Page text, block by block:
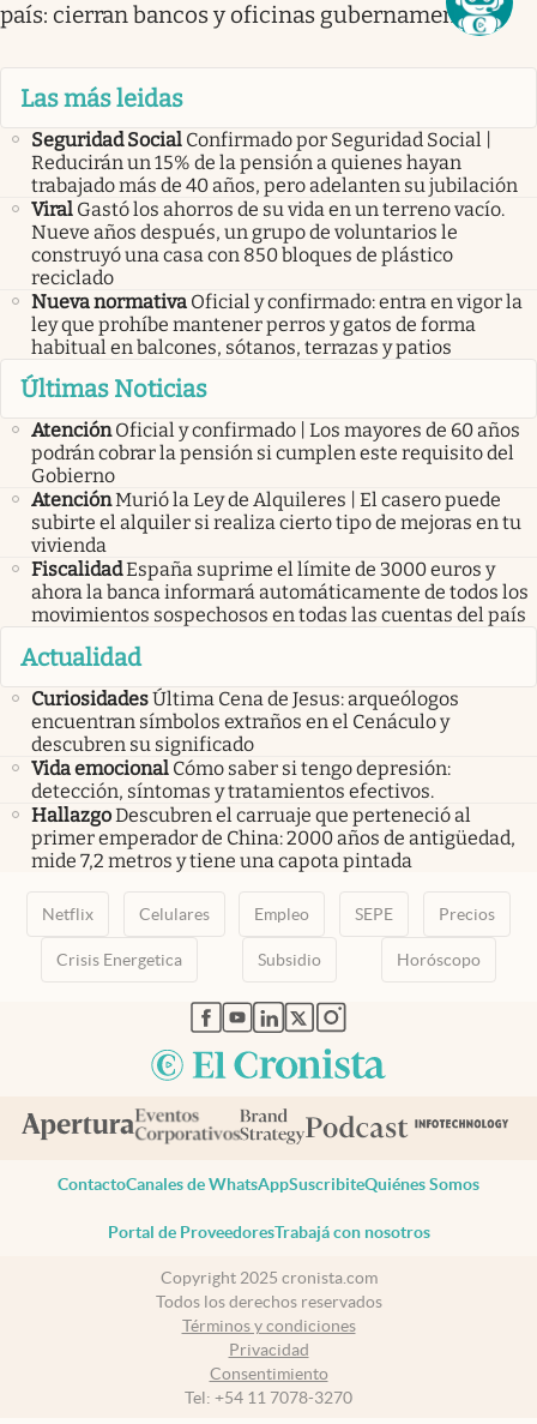
país: cierran bancos y oficinas gubernamentales
Las más leidas
Seguridad Social Confirmado por Seguridad Social |
Reducirán un 15% de la pensión a quienes hayan
trabajado más de 40 años, pero adelanten su jubilación
Viral Gastó los ahorros de su vida en un terreno vacío.
Nueve años después, un grupo de voluntarios le
construyó una casa con 850 bloques de plástico
reciclado
Nueva normativa Oficial y confirmado: entra en vigor la
ley que prohíbe mantener perros y gatos de forma
habitual en balcones, sótanos, terrazas y patios
Últimas Noticias
Atención Oficial y confirmado | Los mayores de 60 años
podrán cobrar la pensión si cumplen este requisito del
Gobierno
AtenciónMurió la Ley de Alquileres | El casero puede
subirte el alquiler si realiza cierto tipo de mejoras en tu
vivienda
FiscalidadEspaña suprime el límite de 3000 euros y
ahora la banca informará automáticamente de todos los
movimientos sospechosos en todas las cuentas del país
Actualidad
CuriosidadesÚltima Cena de Jesus: arqueólogos
encuentran símbolos extraños en el Cenáculo y
descubren su significado
Vida emocional Cómo saber si tengo depresión:
detección, síntomas y tratamientos efectivos.
HallazgoDescubren el carruaje que perteneció al
primer emperador de China: 2000 años de antigüedad,
mide 7,2 metros y tiene una capota pintada
Netflix Celulares Empleo SEPE Precios
Crisis Energetica Subsidio Horóscopo
abre en nueva pestaña
abre en nueva pestaña
abre en nueva pestaña
abre en nueva pestaña
abre en nueva pestaña
ContactoCanales de WhatsAppSuscribiteQuiénes Somos
Portal de ProveedoresTrabajá con nosotros
Copyright 2025 cronista.com
Todos los derechos reservados
Términos y condiciones
Privacidad
Consentimiento
Tel: +54 11 7078-3270